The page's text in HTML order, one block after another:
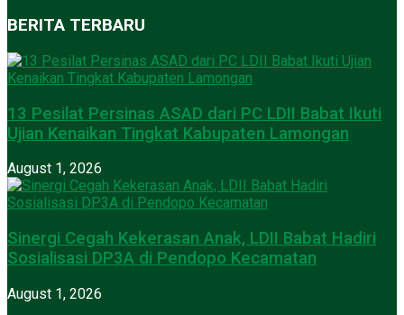
BERITA TERBARU
13 Pesilat Persinas ASAD dari PC LDII Babat Ikuti
Ujian Kenaikan Tingkat Kabupaten Lamongan
August 1, 2026
Sinergi Cegah Kekerasan Anak, LDII Babat Hadiri
Sosialisasi DP3A di Pendopo Kecamatan
August 1, 2026